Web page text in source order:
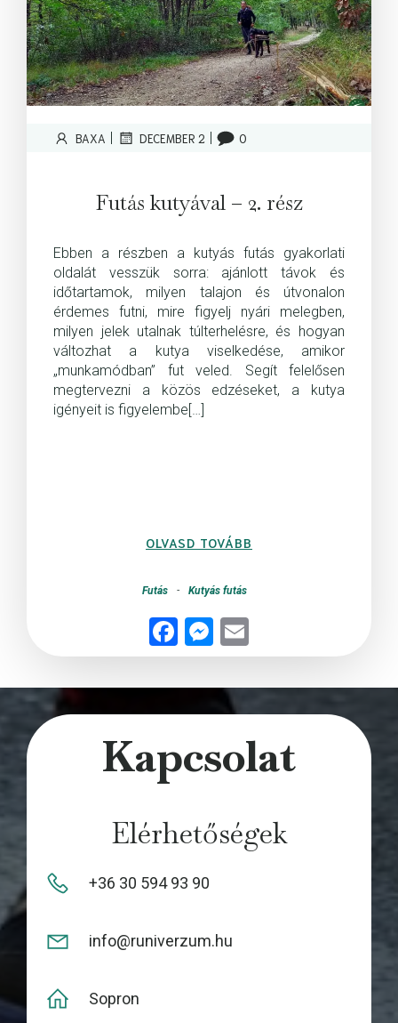
BAXA | DECEMBER 2 | 0
Futás kutyával – 2. rész
Ebben a részben a kutyás futás gyakorlati
oldalát vesszük sorra: ajánlott távok és
időtartamok, milyen talajon és útvonalon
érdemes futni, mire figyelj nyári melegben,
milyen jelek utalnak túlterhelésre, és hogyan
változhat a kutya viselkedése, amikor
„munkamódban” fut veled. Segít felelősen
megtervezni a közös edzéseket, a kutya
igényeit is figyelembe[…]
OLVASD TOVÁBB
Futás - Kutyás futás
Fac
ebo
ok
Me
sse
nge
r
il
Kapcsolat
Elérhetőségek
+36 30 594 93 90
info@runiverzum.hu
Sopron